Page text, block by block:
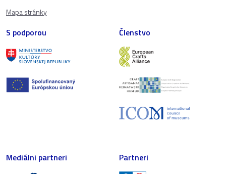
Mapa stránky
S podporou Členstvo
Mediálni partneri Partneri